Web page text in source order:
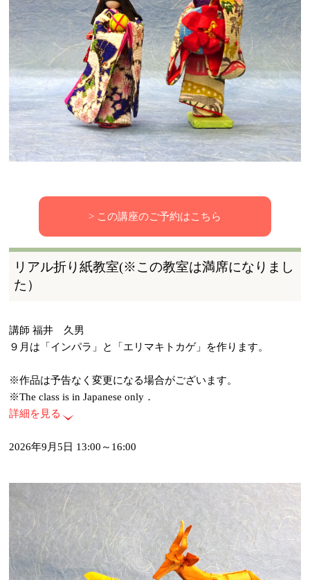
> この講座のご予約はこちら
リアル折り紙教室(※この教室は満席になりまし
た）
講師 福井 久男
９月は「インパラ」と「エリマキトカゲ」を作ります。
※作品は予告なく変更になる場合がございます。
※The class is in Japanese only．
詳細を見る
2026年9月5日 13:00～16:00